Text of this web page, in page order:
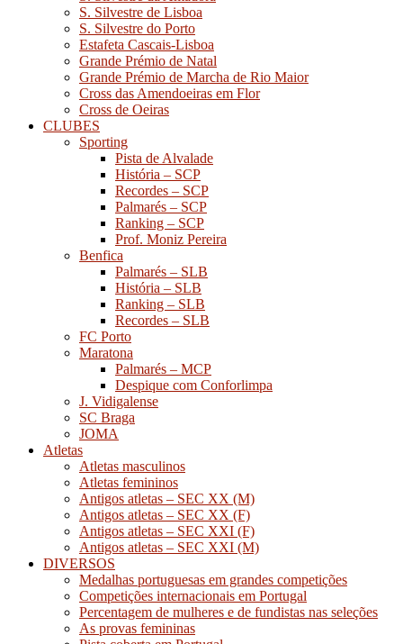
S. Silvestre de Lisboa
S. Silvestre do Porto
Estafeta Cascais-Lisboa
Grande Prémio de Natal
Grande Prémio de Marcha de Rio Maior
Cross das Amendoeiras em Flor
Cross de Oeiras
CLUBES
Sporting
Pista de Alvalade
História – SCP
Recordes – SCP
Palmarés – SCP
Ranking – SCP
Prof. Moniz Pereira
Benfica
Palmarés – SLB
História – SLB
Ranking – SLB
Recordes – SLB
FC Porto
Maratona
Palmarés – MCP
Despique com Conforlimpa
J. Vidigalense
SC Braga
JOMA
Atletas
Atletas masculinos
Atletas femininos
Antigos atletas – SEC XX (M)
Antigos atletas – SEC XX (F)
Antigos atletas – SEC XXI (F)
Antigos atletas – SEC XXI (M)
DIVERSOS
Medalhas portuguesas em grandes competições
Competições internacionais em Portugal
Percentagem de mulheres e de fundistas nas seleções
As provas femininas